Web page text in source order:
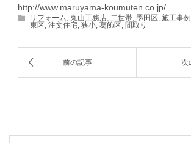
http://www.maruyama-koumuten.co.jp/
リフォーム 丸山工務店 二世帯 墨田区 施工事例
東区 注文住宅 狭小 葛飾区 間取り